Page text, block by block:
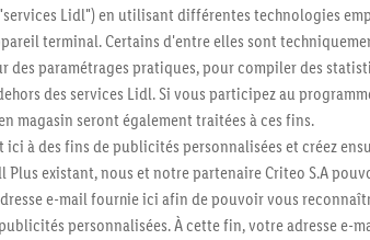
Restez
Abonnez-vous
Lidl") en utilisant différentes technologies
terminal. Certains d'entre elles sont
des paramétrages pratiques, pour compiler des
des services Lidl. Si vous participez au
magasin seront également traitées à ces fins.
ici à des fins de publicités personnalisées et créez
Plus existant, nous et notre partenaire Criteo S.A
e-mail fournie ici afin de pouvoir vous
personnalisées. À cette fin, votre adresse e-